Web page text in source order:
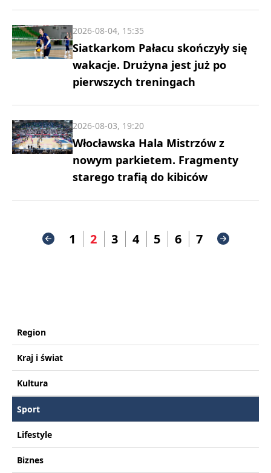
Siatkarkom Pałacu skończyły się
wakacje. Drużyna jest już po
pierwszych treningach
2026-08-04, 15:35
Włocławska Hala Mistrzów z
nowym parkietem. Fragmenty
starego trafią do kibiców
2026-08-03, 19:20
1 2 3 4 5 6 7
Region
Kraj i świat
Kultura
Sport
Lifestyle
Biznes